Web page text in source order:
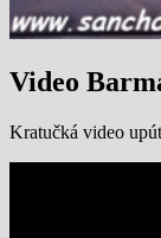
Video
Kratučká video